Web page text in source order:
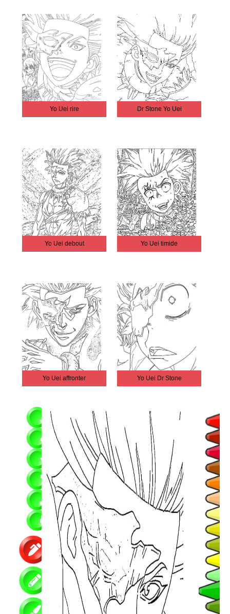
Yo Uei rire Dr Stone Yo Uei
Yo Uei debout Yo Uei timide
Yo Uei affronter Yo Uei Dr Stone